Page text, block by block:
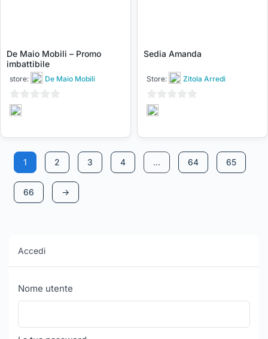
De Maio Mobili – Promo
imbattibile
store: De Maio Mobili
0
5
Sedia Amanda
Store: Zitola Arredi
0
5
1 2 3 4 … 64 65
66 →
Accedi
Nome utente